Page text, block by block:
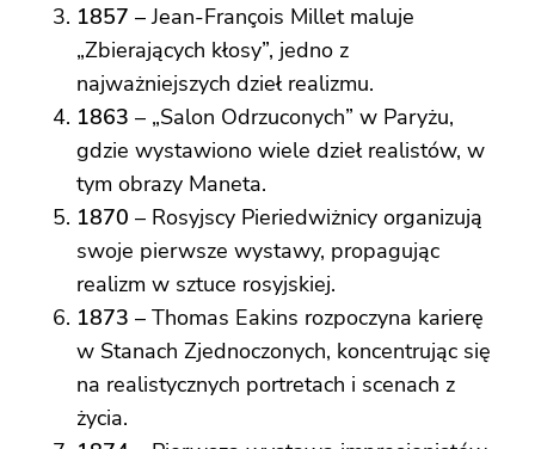
1857 – Jean-François Millet maluje
„Zbierających kłosy”, jedno z
najważniejszych dzieł realizmu.
1863 – „Salon Odrzuconych” w Paryżu,
gdzie wystawiono wiele dzieł realistów, w
tym obrazy Maneta.
1870 – Rosyjscy Pieriedwiżnicy organizują
swoje pierwsze wystawy, propagując
realizm w sztuce rosyjskiej.
1873 – Thomas Eakins rozpoczyna karierę
w Stanach Zjednoczonych, koncentrując się
na realistycznych portretach i scenach z
życia.